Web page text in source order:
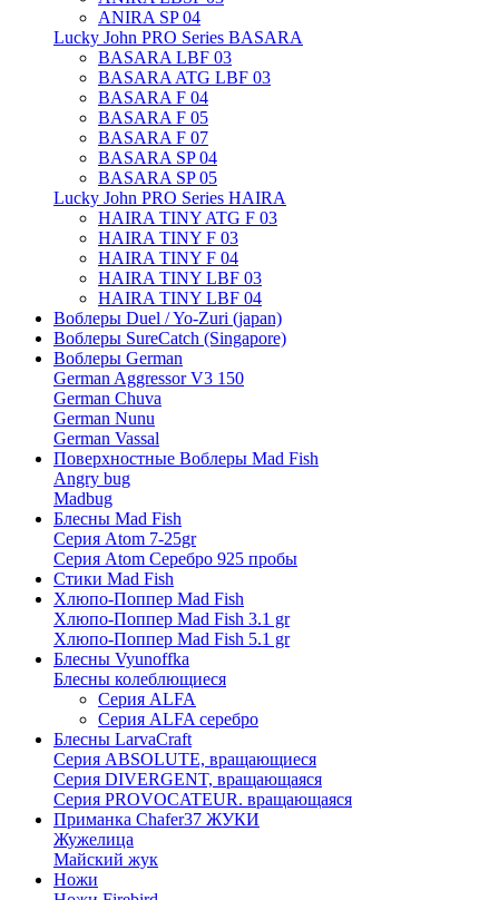
ANIRA SP 04
Lucky John PRO Series BASARA
BASARA LBF 03
BASARA ATG LBF 03
BASARA F 04
BASARA F 05
BASARA F 07
BASARA SP 04
BASARA SP 05
Lucky John PRO Series HAIRA
HAIRA TINY ATG F 03
HAIRA TINY F 03
HAIRA TINY F 04
HAIRA TINY LBF 03
HAIRA TINY LBF 04
Воблеры Duel / Yo-Zuri (japan)
Воблеры SureCatch (Singapore)
Воблеры German
German Aggressor V3 150
German Chuva
German Nunu
German Vassal
Поверхностные Воблеры Mad Fish
Angry bug
Madbug
Блесны Mad Fish
Серия Atom 7-25gr
Серия Atom Серебро 925 пробы
Стики Mad Fish
Хлюпо-Поппер Mad Fish
Хлюпо-Поппер Mad Fish 3.1 gr
Хлюпо-Поппер Mad Fish 5.1 gr
Блесны Vyunoffka
Блесны колеблющиеся
Серия ALFA
Серия ALFA серебро
Блесны LarvaCraft
Серия ABSOLUTE, вращающиеся
Серия DIVERGENT, вращающаяся
Серия PROVOCATEUR. вращающаяся
Приманка Chafer37 ЖУКИ
Жужелица
Майский жук
Ножи